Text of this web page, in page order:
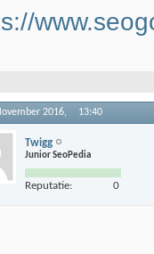
2016, 13:40
Twigg
Junior SeoPedia
Reputatie: 0